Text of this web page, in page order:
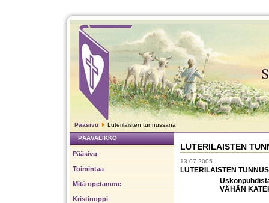
Pääsivu
Luterilaisten tunnussana
PÄÄVALIKKO
Pääsivu
Toimintaa
Mitä opetamme
Kristinoppi
LUTERILAISTEN
13.07.2005
LUTERILAISTEN
VÄHÄN